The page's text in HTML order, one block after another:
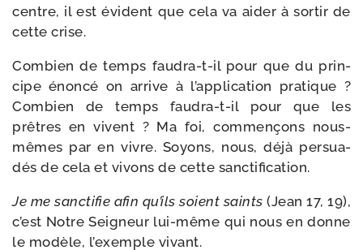
centre, il est évident que cela va aider à sor­tir de
cette crise.
Combien de temps faudra-​t-​il pour que du prin­
cipe énon­cé on arrive à l’application pra­tique ?
Combien de temps faudra-​t-​il pour que les
prêtres en vivent ? Ma foi, com­men­çons nous-​
mêmes par en vivre. Soyons, nous, déjà per­sua­
dés de cela et vivons de cette sanctification.
Je me sanc­ti­fie afin qu’ils soient saints (Jean 17, 19),
c’est Notre Seigneur lui-​même qui nous en donne
le modèle, l’exemple vivant.